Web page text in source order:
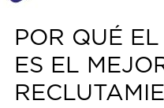
POR QUÉ
ES EL